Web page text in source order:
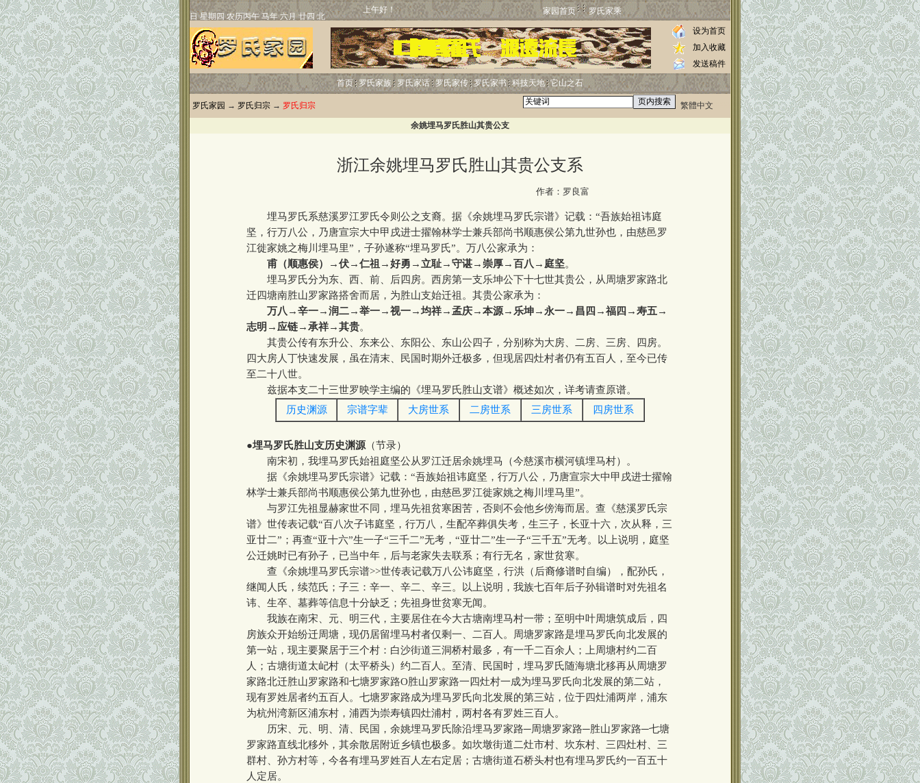
上午好！ 家园首页 罗氏家乘
设为首页
加入收藏
发送稿件
首页 罗氏家族 罗氏家话 罗氏家传 罗氏家书 科技天地 它山之石
罗氏家园 → 罗氏归宗 → 罗氏归宗 繁體中文
余姚埋马罗氏胜山其贵公支
浙江余姚埋马罗氏胜山其贵公支系
作者：罗良富
埋马罗氏系慈溪罗江罗氏令则公之支裔。据《余姚埋马罗氏宗谱》记载：“吾族始祖讳庭
坚，行万八公，乃唐宣宗大中甲戌进士擢翰林学士兼兵部尚书顺惠侯公第九世孙也，由慈邑罗
江徙家姚之梅川埋马里”，子孙遂称“埋马罗氏”。万八公家承为：
甫（顺惠侯）→伏→仁祖→好勇→立耻→守谌→崇厚→百八→庭坚。
埋马罗氏分为东、西、前、后四房。西房第一支乐坤公下十七世其贵公，从周塘罗家路北
迁四塘南胜山罗家路搭舍而居，为胜山支始迁祖。其贵公家承为：
万八→辛一→润二→举一→视一→均祥→孟庆→本源→乐坤→永一→昌四→福四→寿五→
志明→应链→承祥→其贵。
其贵公传有东升公、东来公、东阳公、东山公四子，分别称为大房、二房、三房、四房。
四大房人丁快速发展，虽在清末、民国时期外迁极多，但现居四灶村者仍有五百人，至今已传
至二十八世。
兹据本支二十三世罗映学主编的《埋马罗氏胜山支谱》概述如次，详考请查原谱。
历史渊源
宗谱字辈 大房世系 二房世系 三房世系 四房世系
●埋马罗氏胜山支历史渊源（节录）
南宋初，我埋马罗氏始祖庭坚公从罗江迁居余姚埋马（今慈溪市横河镇埋马村）。
据《余姚埋马罗氏宗谱》记载：“吾族始祖讳庭坚，行万八公，乃唐宣宗大中甲戌进士擢翰
林学士兼兵部尚书顺惠侯公第九世孙也，由慈邑罗江徙家姚之梅川埋马里”。
与罗江先祖显赫家世不同，埋马先祖贫寒困苦，否则不会他乡傍海而居。查《慈溪罗氏宗
谱》世传表记载“百八次子讳庭坚，行万八，生配卒葬俱失考，生三子，长亚十六，次从释，三
亚廿二”；再查“亚十六”生一子“三千二”无考，“亚廿二”生一子“三千五”无考。以上说明，庭坚
公迁姚时已有孙子，已当中年，后与老家失去联系；有行无名，家世贫寒。
查《余姚埋马罗氏宗谱>>世传表记载万八公讳庭坚，行洪（后裔修谱时自编），配孙氏，
继闻人氏，续范氏；子三：辛一、辛二、辛三。以上说明，我族七百年后子孙辑谱时对先祖名
讳、生卒、墓葬等信息十分缺乏；先祖身世贫寒无闻。
我族在南宋、元、明三代，主要居住在今大古塘南埋马村一带；至明中叶周塘筑成后，四
房族众开始纷迁周塘，现仍居留埋马村者仅剩一、二百人。周塘罗家路是埋马罗氏向北发展的
第一站，现主要聚居于三个村：白沙街道三洞桥村最多，有一千二百余人；上周塘村约二百
人；古塘街道太屺村（太平桥头）约二百人。至清、民国时，埋马罗氏随海塘北移再从周塘罗
家路北迁胜山罗家路和七塘罗家路O胜山罗家路一四灶村一成为埋马罗氏向北发展的第二站，
现有罗姓居者约五百人。七塘罗家路成为埋马罗氏向北发展的第三站，位于四灶浦两岸，浦东
为杭州湾新区浦东村，浦西为崇寿镇四灶浦村，两村各有罗姓三百人。
历宋、元、明、清、民国，余姚埋马罗氏除沿埋马罗家路─周塘罗家路─胜山罗家路─七塘
罗家路直线北移外，其余散居附近乡镇也极多。如坎墩街道二灶市村、坎东村、三四灶村、三
群村、孙方村等，今各有埋马罗姓百人左右定居；古塘街道石桥头村也有埋马罗氏约一百五十
人定居。